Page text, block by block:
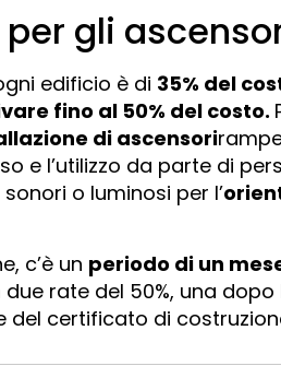
gli
edificio è di 35% del
fino al 50% del costo.
di ascensori
e l’utilizzo da parte di
o luminosi per l’
c’è un periodo di un
rate del 50%, una
del certificato di